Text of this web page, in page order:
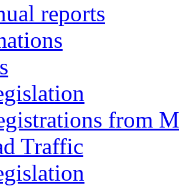
reports
from
Traffic